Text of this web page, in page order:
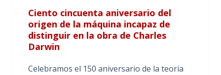
Ciento cincuenta aniversario del
origen de la máquina incapaz de
distinguir en la obra de Charles
Darwin
Celebramos el 150 aniversario de la teoría